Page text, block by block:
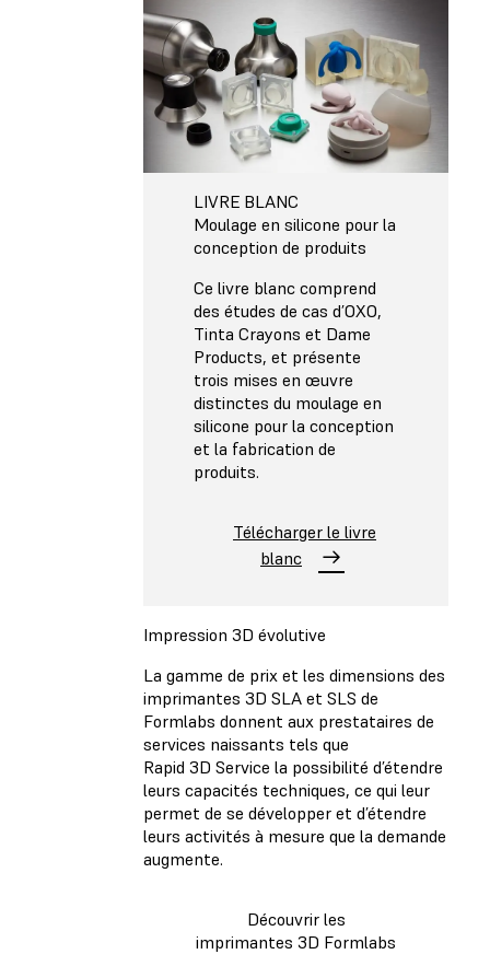
LIVRE BLANC
Moulage en silicone pour la
conception de produits
Ce livre blanc comprend
des études de cas d’OXO,
Tinta Crayons et Dame
Products, et présente
trois mises en œuvre
distinctes du moulage en
silicone pour la conception
et la fabrication de
produits.
Télécharger le livre
blanc
Impression 3D évolutive
La gamme de prix et les dimensions des
imprimantes 3D SLA et SLS de
Formlabs donnent aux prestataires de
services naissants tels que
Rapid 3D Service la possibilité d’étendre
leurs capacités techniques, ce qui leur
permet de se développer et d’étendre
leurs activités à mesure que la demande
augmente.
Découvrir les
imprimantes 3D Formlabs